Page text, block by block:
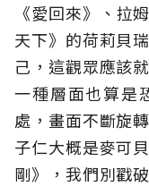
《愛回來》、拉
天下》的荷莉貝
己，這觀眾應該
一種層面也算是
處，畫面不斷旋
子仁大概是麥可
剛》，我們別戳